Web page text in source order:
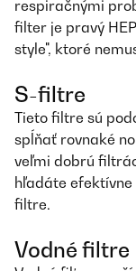
respiračnými
filter je pravý
style", ktoré
S-filtre
Tieto filtre sú
spĺňať rovnaké
veľmi dobrú
hľadáte
filtre.
Vodné filtre